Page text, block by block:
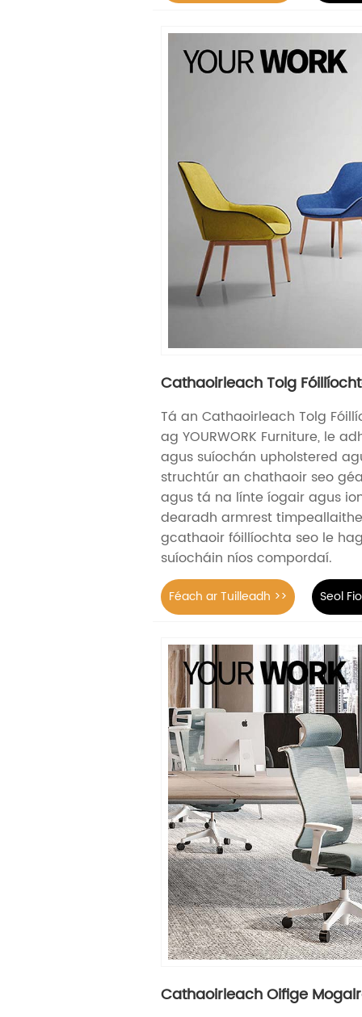
Cathaoirleach Tolg
Tá an Cathaoirleach Tolg
ag YOURWORK Furniture, le
agus suíochán upholstered
struchtúr an chathaoir seo
agus tá na línte íogair agus
dearadh armrest
gcathaoir fóillíochta seo le
suíocháin níos compordaí.
Féach ar Tuilleadh >> Seol
Cathaoirleach Oifige